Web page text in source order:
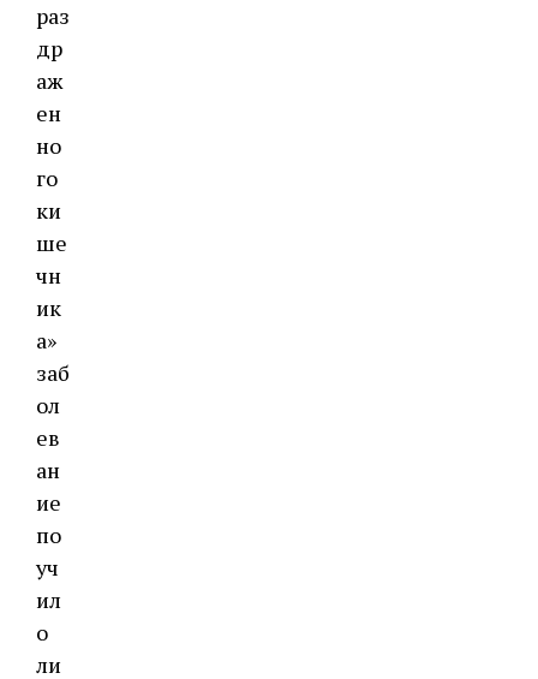
раз
др
аж
ен
но
го
ки
ше
чн
ик
а»
заб
ол
ев
ан
ие
по
уч
ил
о
ли